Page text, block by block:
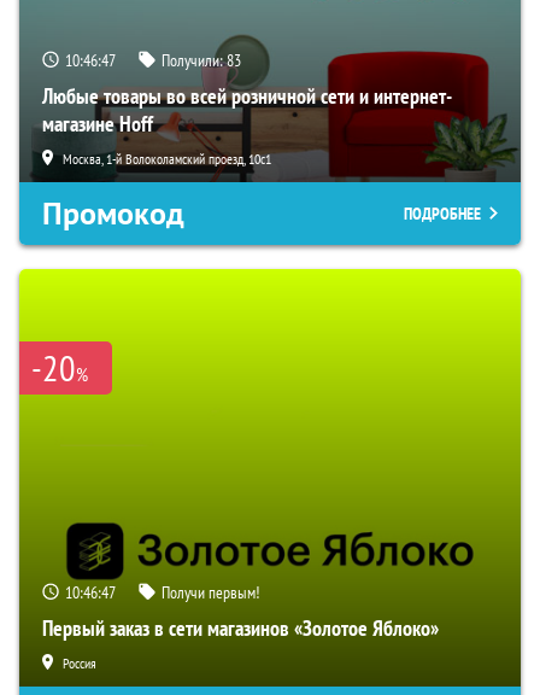
10:46:46 Получили:83
Любые товары во всей розничной сети и интернет-
магазине Hoff
Москва, 1-й Волоколамский проезд, 10с1
Промокод ПОДРОБНЕЕ
-20%
10:46:46 Получи первым!
Первый заказ в сети магазинов «Золотое Яблоко»
Россия